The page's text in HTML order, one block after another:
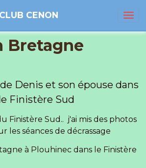
CENON
Bretagne
Denis et son épouse dans
Finistère Sud
Finistère Sud.. j'ai mis des photos
les séances de décrassage
à Plouhinec dans le Finistère